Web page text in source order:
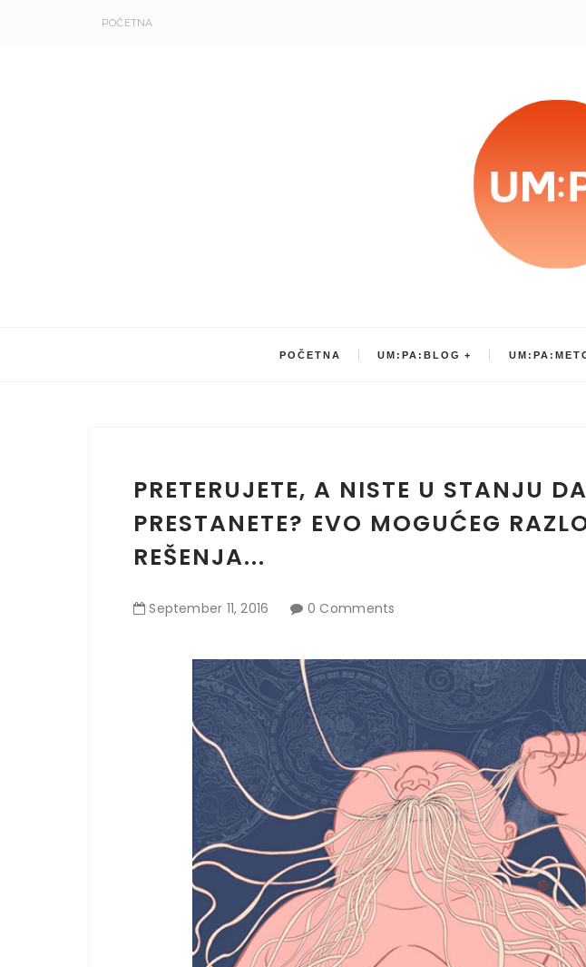
POČETNA
POČETNA UM:PA:BLOG
PRETERUJETE, A NISTE U STANJU DA
PRESTANETE? EVO MOGUĆEG
REŠENJA...
September 11,2016 0 Comments